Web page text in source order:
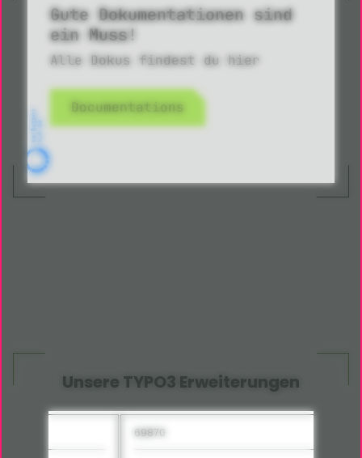
Gute Dokumentationen sind
ein Muss!
Alle Dokus findest du hier
Documentations
Unsere TYPO3 Erweiterungen